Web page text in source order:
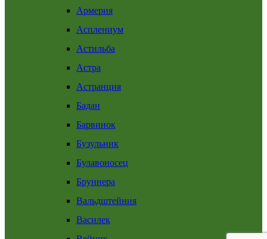
Армерия
Асплениум
Астильба
Астра
Астранция
Бадан
Барвинок
Бузульник
Булавоносец
Бруннера
Вальдштейния
Василек